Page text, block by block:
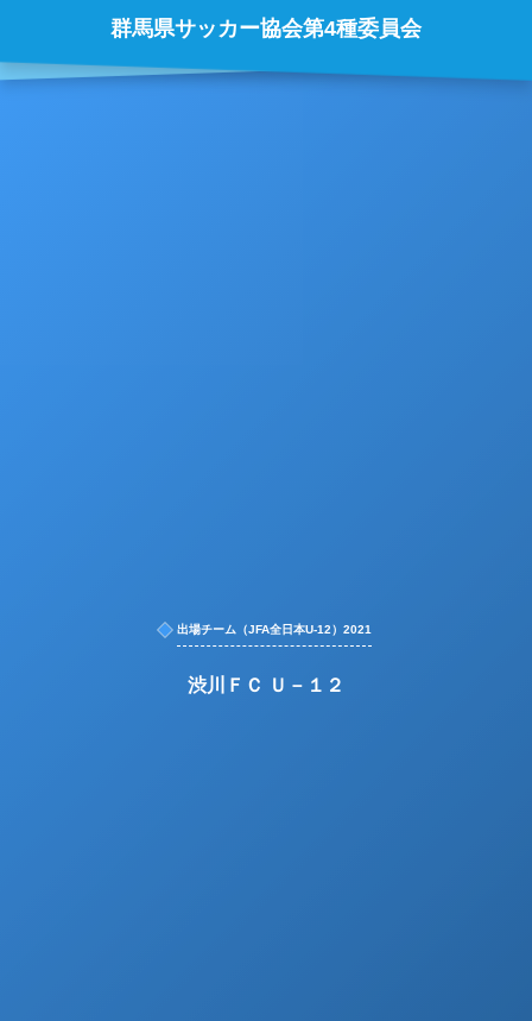
群馬県サッカー協会第4種委員会
出場チーム（JFA全日本U-12）2021
渋川ＦＣ Ｕ－１２